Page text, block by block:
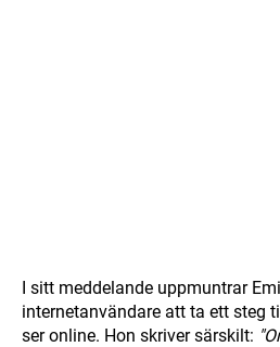
I sitt meddelande uppmuntrar
internetanvändare att ta ett steg
ser online. Hon skriver särskilt: